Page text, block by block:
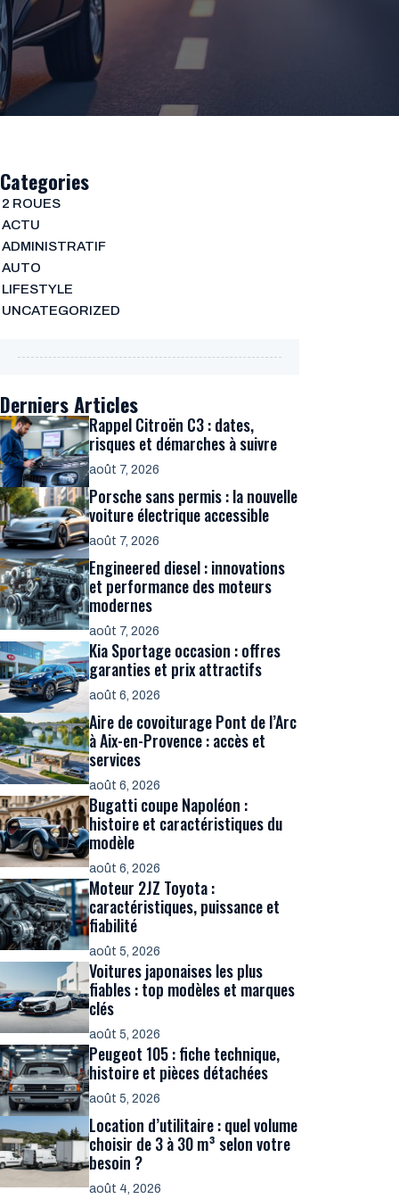
Categories
2 ROUES
ACTU
ADMINISTRATIF
AUTO
LIFESTYLE
UNCATEGORIZED
Derniers Articles
Rappel Citroën C3 : dates,
risques et démarches à suivre
août 7, 2026
Porsche sans permis : la nouvelle
voiture électrique accessible
août 7, 2026
Engineered diesel : innovations
et performance des moteurs
modernes
août 7, 2026
Kia Sportage occasion : offres
garanties et prix attractifs
août 6, 2026
Aire de covoiturage Pont de l’Arc
à Aix-en-Provence : accès et
services
août 6, 2026
Bugatti coupe Napoléon :
histoire et caractéristiques du
modèle
août 6, 2026
Moteur 2JZ Toyota :
caractéristiques, puissance et
fiabilité
août 5, 2026
Voitures japonaises les plus
fiables : top modèles et marques
clés
août 5, 2026
Peugeot 105 : fiche technique,
histoire et pièces détachées
août 5, 2026
Location d’utilitaire : quel volume
choisir de 3 à 30 m³ selon votre
besoin ?
août 4, 2026